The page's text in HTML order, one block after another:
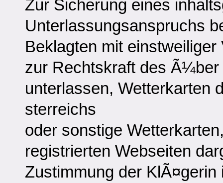
Zur Sicherung eines
Unterlassungsanspruchs
Beklagten mit
zur Rechtskraft des
unterlassen, Wetterkarten
sterreichs
oder sonstige
registrierten Webseiten
Zustimmung der